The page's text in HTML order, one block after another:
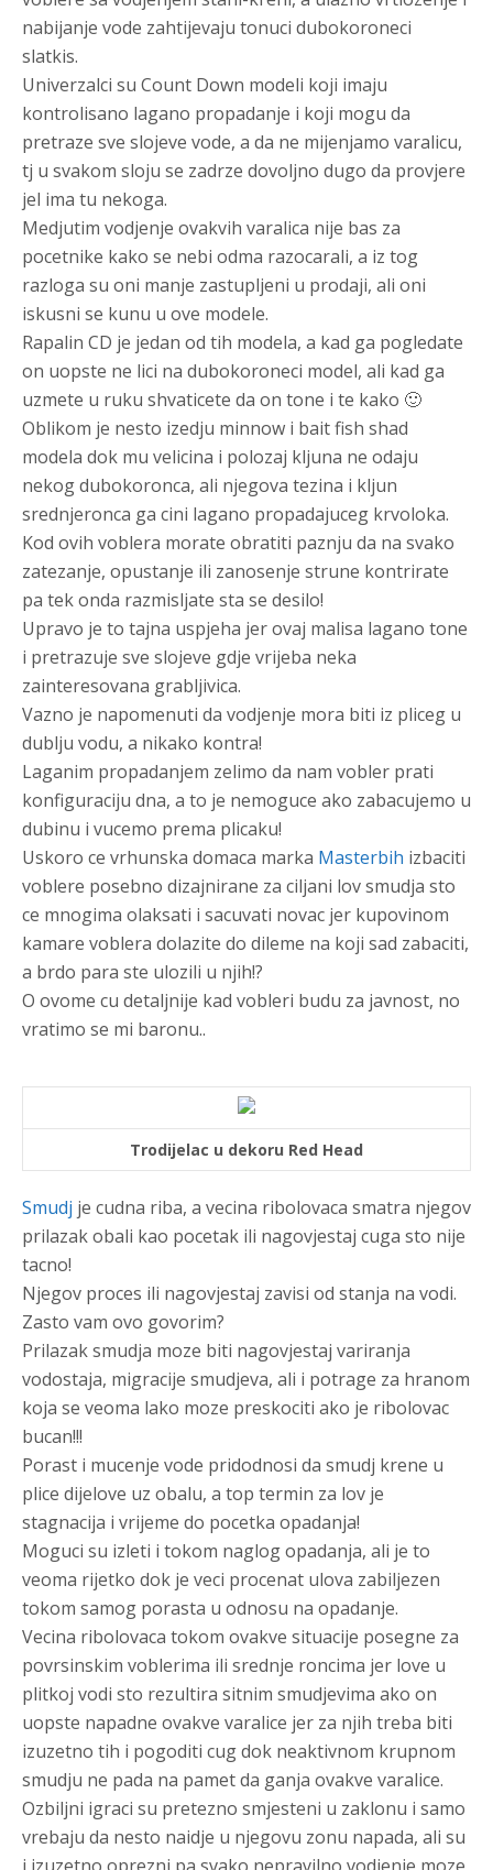
nabijanje vode zahtijevaju tonuci dubokoroneci
slatkis.
Univerzalci su Count Down modeli koji imaju
kontrolisano lagano propadanje i koji mogu da
pretraze sve slojeve vode, a da ne mijenjamo varalicu,
tj u svakom sloju se zadrze dovoljno dugo da provjere
jel ima tu nekoga.
Medjutim vodjenje ovakvih varalica nije bas za
pocetnike kako se nebi odma razocarali, a iz tog
razloga su oni manje zastupljeni u prodaji, ali oni
iskusni se kunu u ove modele.
Rapalin CD je jedan od tih modela, a kad ga pogledate
on uopste ne lici na dubokoroneci model, ali kad ga
uzmete u ruku shvaticete da on tone i te kako 🙂
Oblikom je nesto izedju minnow i bait fish shad
modela dok mu velicina i polozaj kljuna ne odaju
nekog dubokoronca, ali njegova tezina i kljun
srednjeronca ga cini lagano propadajuceg krvoloka.
Kod ovih voblera morate obratiti paznju da na svako
zatezanje, opustanje ili zanosenje strune kontrirate
pa tek onda razmisljate sta se desilo!
Upravo je to tajna uspjeha jer ovaj malisa lagano tone
i pretrazuje sve slojeve gdje vrijeba neka
zainteresovana grabljivica.
Vazno je napomenuti da vodjenje mora biti iz pliceg u
dublju vodu, a nikako kontra!
Laganim propadanjem zelimo da nam vobler prati
konfiguraciju dna, a to je nemoguce ako zabacujemo u
dubinu i vucemo prema plicaku!
Uskoro ce vrhunska domaca marka Masterbih izbaciti
voblere posebno dizajnirane za ciljani lov smudja sto
ce mnogima olaksati i sacuvati novac jer kupovinom
kamare voblera dolazite do dileme na koji sad zabaciti,
a brdo para ste ulozili u njih!?
O ovome cu detaljnije kad vobleri budu za javnost, no
vratimo se mi baronu..
Trodijelac u dekoru Red Head
Smudj je cudna riba, a vecina ribolovaca smatra njegov
prilazak obali kao pocetak ili nagovjestaj cuga sto nije
tacno!
Njegov proces ili nagovjestaj zavisi od stanja na vodi.
Zasto vam ovo govorim?
Prilazak smudja moze biti nagovjestaj variranja
vodostaja, migracije smudjeva, ali i potrage za hranom
koja se veoma lako moze preskociti ako je ribolovac
bucan!!!
Porast i mucenje vode pridodnosi da smudj krene u
plice dijelove uz obalu, a top termin za lov je
stagnacija i vrijeme do pocetka opadanja!
Moguci su izleti i tokom naglog opadanja, ali je to
veoma rijetko dok je veci procenat ulova zabiljezen
tokom samog porasta u odnosu na opadanje.
Vecina ribolovaca tokom ovakve situacije posegne za
povrsinskim voblerima ili srednje roncima jer love u
plitkoj vodi sto rezultira sitnim smudjevima ako on
uopste napadne ovakve varalice jer za njih treba biti
izuzetno tih i pogoditi cug dok neaktivnom krupnom
smudju ne pada na pamet da ganja ovakve varalice.
Ozbiljni igraci su pretezno smjesteni u zaklonu i samo
vrebaju da nesto naidje u njegovu zonu napada, ali su